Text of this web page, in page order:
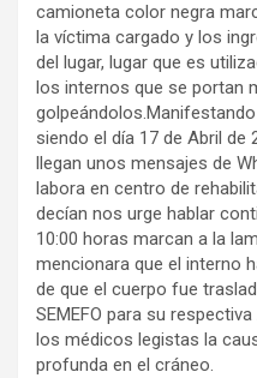
camioneta color negra
la víctima cargado y los
del lugar, lugar que es
los internos que se portan
siendo el día 17 de Abril de
llegan unos mensajes de
labora en centro de
decían nos urge hablar
10:00 horas marcan a la
mencionara que el interno
de que el cuerpo fue
SEMEFO para su
los médicos legistas la
profunda en el cráneo.